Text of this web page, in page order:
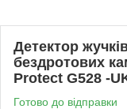
Детектор
бездротових
Protect G528 -
Готово до відправки